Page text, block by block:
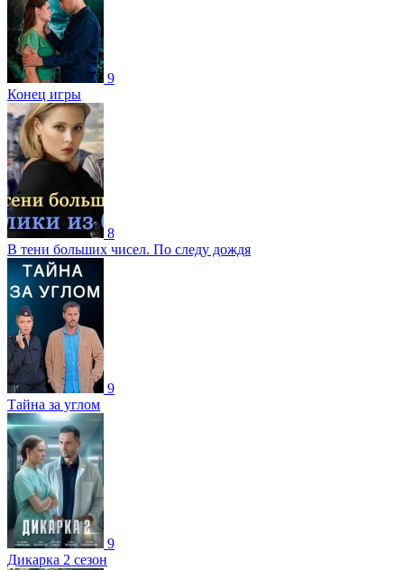
9
Конец игры
8
В тени больших чисел. По следу дождя
9
Тайна за углом
9
Дикарка 2 сезон